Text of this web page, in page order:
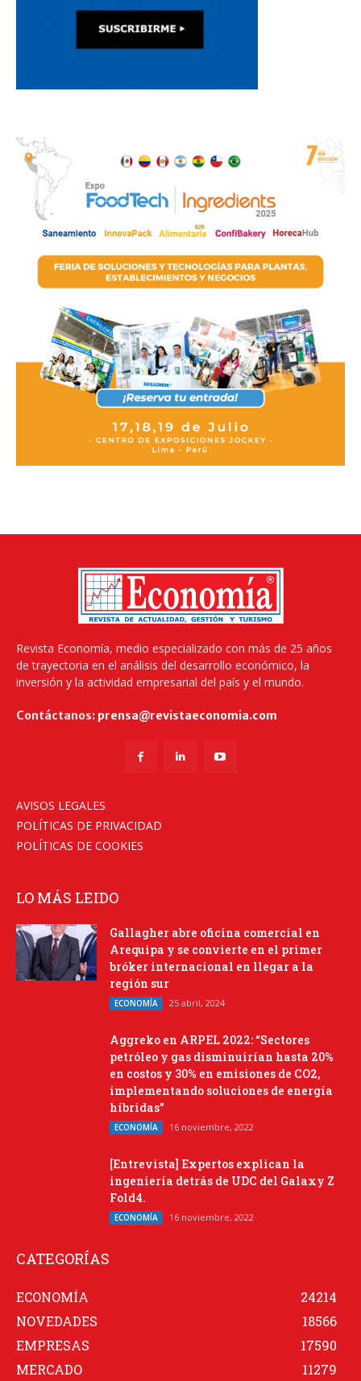
Revista Economía, medio especializado con más de 25 años
de trayectoria en el análisis del desarrollo económico, la
inversión y la actividad empresarial del país y el mundo.
Contáctanos: prensa@revistaeconomia.com
AVISOS LEGALES
POLÍTICAS DE PRIVACIDAD
POLÍTICAS DE COOKIES
LO MÁS LEIDO
Gallagher abre oficina comercial en
Arequipa y se convierte en el primer
bróker internacional en llegar a la
región sur
ECONOMÍA 25 abril, 2024
Aggreko en ARPEL 2022: “Sectores
petróleo y gas disminuirían hasta 20%
en costos y 30% en emisiones de CO2,
implementando soluciones de energía
híbridas”
ECONOMÍA 16 noviembre, 2022
[Entrevista] Expertos explican la
ingeniería detrás de UDC del Galaxy Z
Fold4.
ECONOMÍA 16 noviembre, 2022
CATEGORÍAS
ECONOMÍA
24214
NOVEDADES
18566
EMPRESAS
17590
MERCADO
11279